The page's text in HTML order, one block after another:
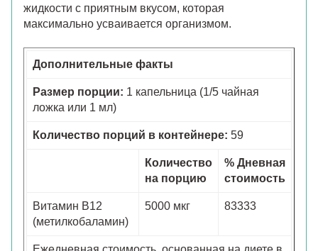
жидкости с приятным вкусом, которая
максимально усваивается организмом.
Дополнительные факты
Размер порции: 1 капельница (1/5 чайная
ложка или 1 мл)
Количество порций в контейнере: 59
Количество
на порцию
% Дневная
стоимость
Витамин B12
(метилкобаламин)
5000 мкг 83333